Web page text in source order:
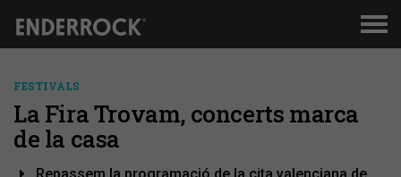
FESTIVALS
La Fira Trovam, concerts marca
de la casa